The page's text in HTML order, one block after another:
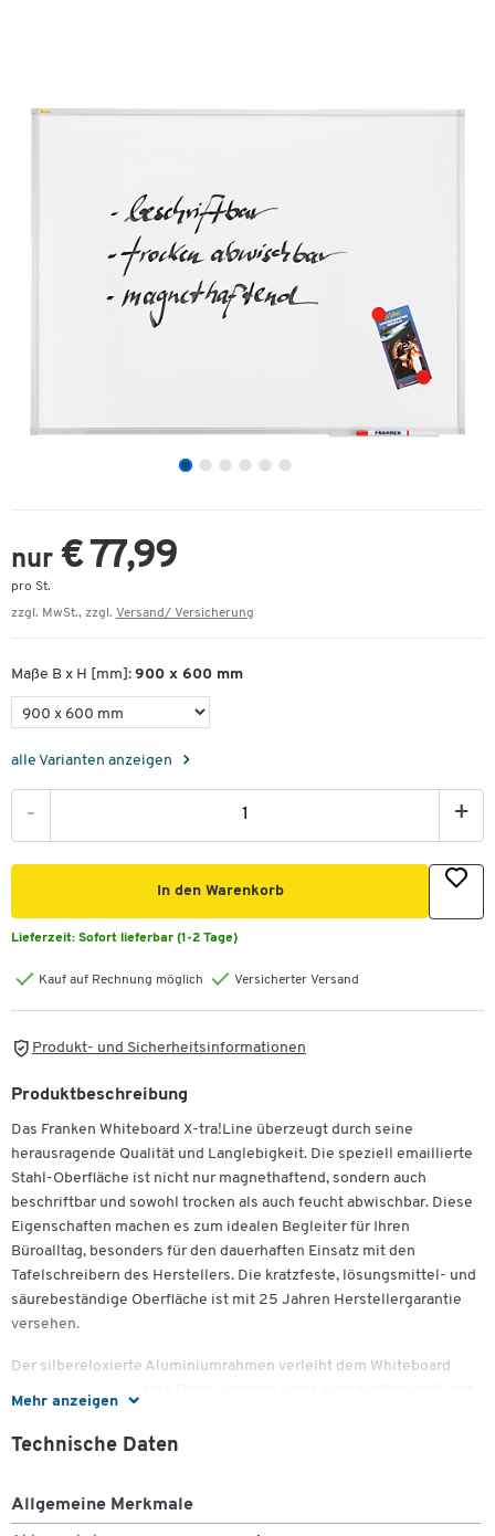
nur € 77,99
pro St.
zzgl. MwSt., zzgl. Versand/ Versicherung
Maße B x H [mm]: 900 x 600 mm
alle Varianten anzeigen
- +
In den Warenkorb
Lieferzeit: Sofort lieferbar (1-2 Tage)
Kauf auf Rechnung möglich Versicherter Versand
Produkt- und Sicherheitsinformationen
Mehr anzeigen
Produktbeschreibung
Das Franken Whiteboard X-tra!Line überzeugt durch seine
herausragende Qualität und Langlebigkeit. Die speziell emaillierte
Stahl-Oberfläche ist nicht nur magnethaftend, sondern auch
beschriftbar und sowohl trocken als auch feucht abwischbar. Diese
Eigenschaften machen es zum idealen Begleiter für Ihren
Büroalltag, besonders für den dauerhaften Einsatz mit den
Tafelschreibern des Herstellers. Die kratzfeste, lösungsmittel- und
säurebeständige Oberfläche ist mit 25 Jahren Herstellergarantie
versehen.
Der silbereloxierte Aluminiumrahmen verleiht dem Whiteboard
nicht nur eine elegante Optik, sondern sorgt auch für Stabilität und
haben Sie Ihre Schreibutensilien stets griffbereit. Eine verdeckte
Anbringung gewährleistet.
Technische Daten
Allgemeine Merkmale